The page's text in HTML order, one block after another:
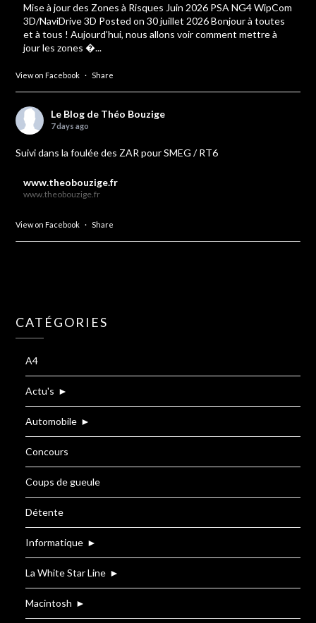
Mise à jour des Zones à Risques Juin 2026 PSA NG4 WipCom
3D/NaviDrive 3D Posted on 30 juillet 2026 Bonjour à toutes
et à tous ! Aujourd’hui, nous allons voir comment mettre à
jour les zones �...
View on Facebook · Share
Le Blog de Théo Bouzige
7 days ago
Suivi dans la foulée des ZAR pour SMEG / RT6
www.theobouzige.fr
www.theobouzige.fr
View on Facebook · Share
CATÉGORIES
A4
Actu's ►
Automobile ►
Concours
Coups de gueule
Détente
Informatique ►
La White Star Line ►
Macintosh ►